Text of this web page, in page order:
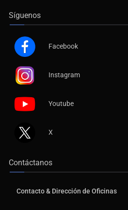
Síguenos
Facebook
Instagram
Youtube
X
Contáctanos
Contacto & Dirección de Oficinas